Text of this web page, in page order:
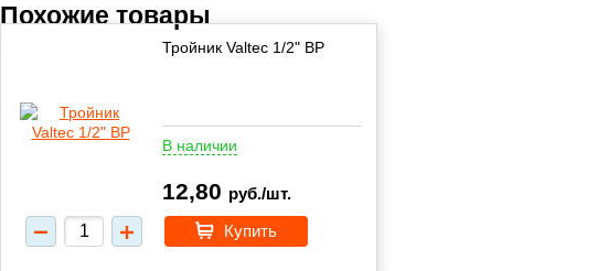
Похожие товары
Тройник Valtec 1/2" ВР
В наличии
12,80 руб./шт.
Купить